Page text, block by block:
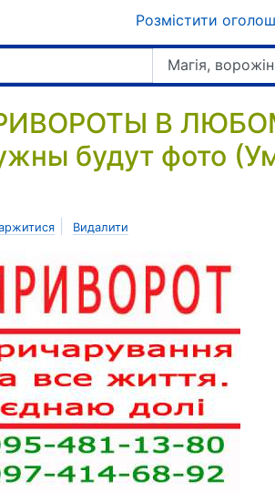
Розмістити
Магія,
В
будут фото
Видалити